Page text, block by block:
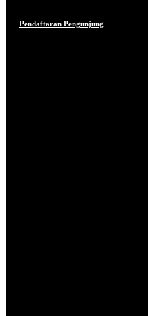
Pendaftaran Pengunjung